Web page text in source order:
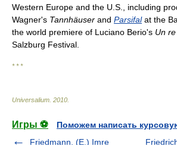
Western Europe and the U.S., including
Wagner's Tannhäuser and Parsifalat the
the world premiere of Luciano Berio's Un
Salzburg Festival.
* * *
Universalium 2010
Игры ⚽
Поможем написать
Friedmann, (E.) Imre